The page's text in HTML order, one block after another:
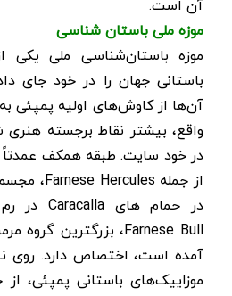
آن است.
موزه ملی باستان شناسی
موزه باستان‌شناسی ملی یکی
باستانی جهان را در خود جای
آن‌ها از کاوش‌های اولیه پمپئی
واقع، بیشتر نقاط برجسته هنری
در خود سایت. طبقه همکف
از جمله Farnese Hercules
در حمام های Caracalla در
Farnese Bull، بزرگترین گروه
آمده است، اختصاص دارد. روی